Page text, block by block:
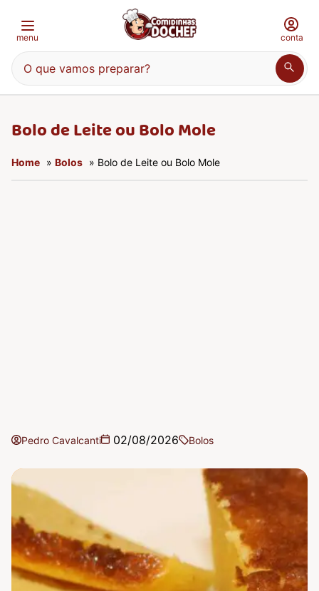
menu
O que vamos preparar?
conta
Bolo de Leite ou Bolo Mole
Home » Bolos » Bolo de Leite ou Bolo Mole
Pedro Cavalcanti 02/08/2026 Bolos